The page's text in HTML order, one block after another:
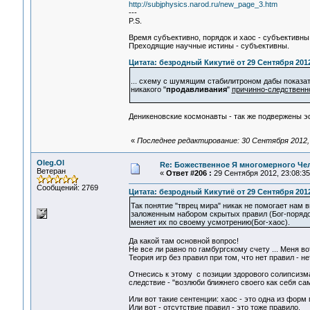
http://subjphysics.narod.ru/new_page_3.htm
---
P.S.
Время субъективно, порядок и хаос -
Преходящие научные истины - субъективны.
Цитата: безродный Кикутиё от 29 Сентября
... схему с шумящим стабилитроном дабы
никакого "продавливания" причинно-
Деникеновские космонавты - так же подвержены
« Последнее редактирование: 30 Сентября
Oleg.Ol
Ветеран
Сообщений: 2769
Re: Божественное Я многомерного
« Ответ #206 : 29 Сентября 2012,
Цитата: безродный Кикутиё от 29 Сентября
Так понятие "тврец мира" никак не помогает нам
заложенным набором скрытых правил (Бог-
меняет их по своему усмотрению(Бог-хаос).
Да какой там основной вопрос!
Не все ли равно по гамбургскому счету ... Меня
Теория игр без правил при том, что нет правил -
Отнесись к этому с позиции здорового
следствие - "возлюби ближнего своего как себя
Или вот такие сентенции: хаос - это одна из форм
Или вот - отсутствие правил - это тоже правило.